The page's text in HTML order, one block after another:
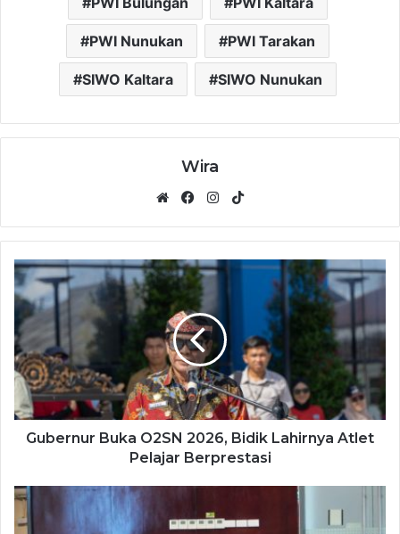
PWI Nunukan PWI Tarakan
SIWO Kaltara SIWO Nunukan
Wira
WebsiteFacebookInstagram
Gubernur Buka O2SN 2026, Bidik Lahirnya Atlet
Pelajar Berprestasi